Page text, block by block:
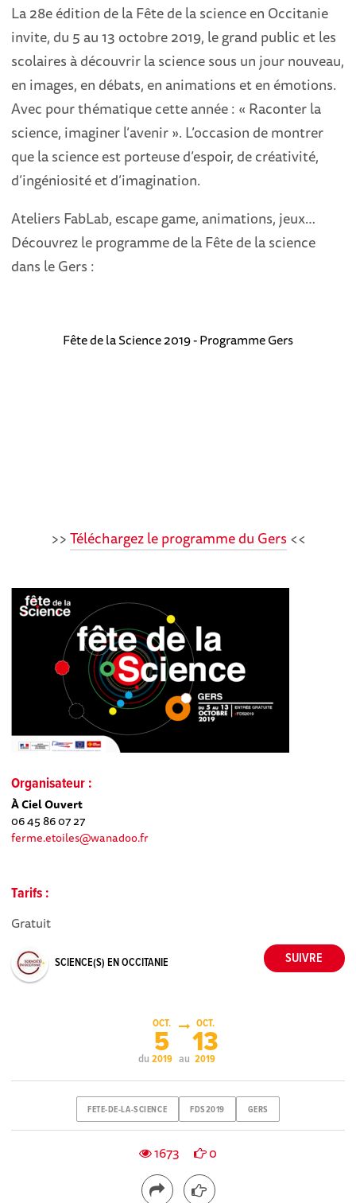
La 28e édition de la Fête de la science en Occitanie
invite, du 5 au 13 octobre 2019, le grand public et les
scolaires à découvrir la science sous un jour nouveau,
en images, en débats, en animations et en émotions.
Avec pour thématique cette année : « Raconter la
science, imaginer l’avenir ». L’occasion de montrer
que la science est porteuse d’espoir, de créativité,
d’ingéniosité et d’imagination.
Ateliers FabLab, escape game, animations, jeux…
Découvrez le programme de la Fête de la science
dans le Gers :
Fête de la Science 2019 - Programme Gers
>>Téléchargez le programme du Gers <<
Organisateur :
À Ciel Ouvert
06 45 86 07 27
ferme.etoiles@wanadoo.fr
Tarifs :
Gratuit
SCIENCE(S) EN OCCITANIE
du
OCT.
5
2019 au
OCT.
13
2019
FETE-DE-LA-SCIENCE FDS2019 GERS
1673 0